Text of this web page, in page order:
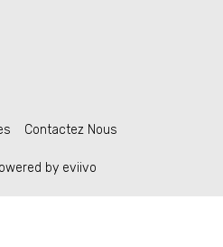
Contactez Nous
by eviivo